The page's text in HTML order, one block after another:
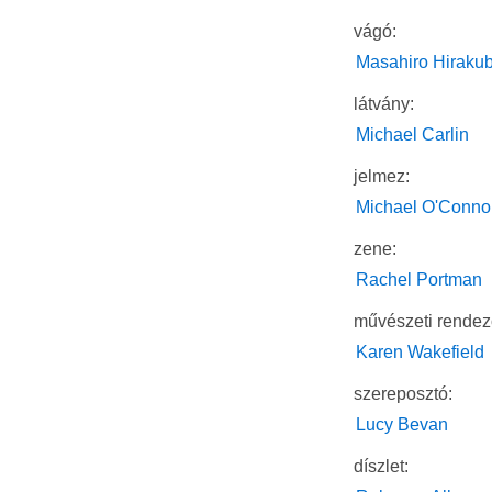
vágó:
Masahiro
látvány:
Michael Carlin
jelmez:
Michael
zene:
Rachel Portman
művészeti
Karen Wakefield
szereposztó:
Lucy Bevan
díszlet: